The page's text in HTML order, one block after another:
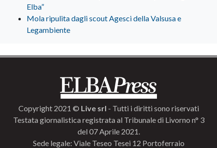
Elba”
Mola ripulita dagli scout Agesci della Valsusa e
Legambiente
Copyright 2021 © Live srl - Tutti i diritti sono riservati
Testata giornalistica registrata al Tribunale di Livorno n° 3
del 07 Aprile 2021.
Sede legale: Viale Teseo Tesei 12 Portoferraio